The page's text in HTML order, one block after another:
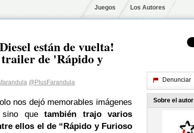
Juegos Los Autores
están de vuelta!
de 'Rápido y
@PlusFarandula
nos dejó memorables imágenes
que también trajo varios
ellos el de “Rápido y Furioso
Denunciar
Sobre el autor